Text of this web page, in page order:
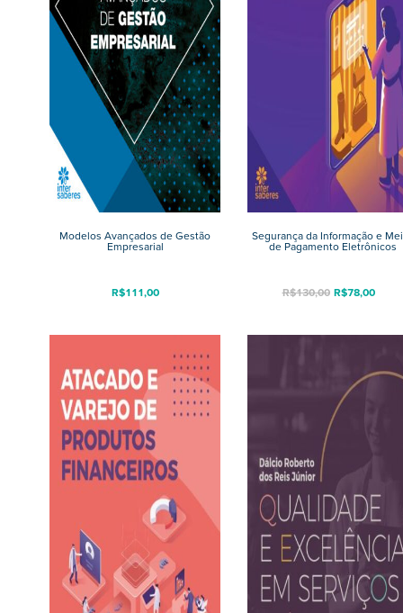
Segurança da Informação e
de Pagamento Eletrônicos
R$130,00 R$78,00
Modelos Avançados de Gestão
Empresarial
R$111,00